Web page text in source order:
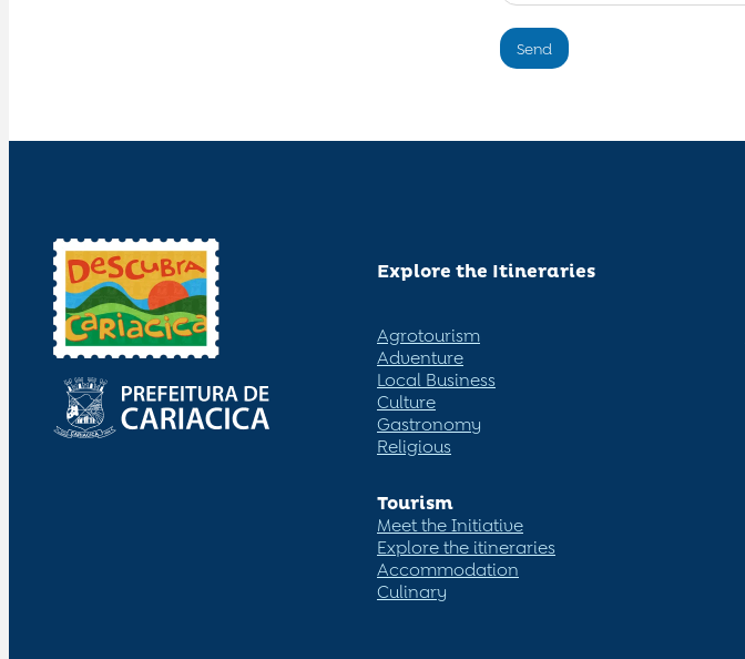
Send
Explore the Itineraries
Agrotourism
Adventure
Local Business
Culture
Gastronomy
Religious
Tourism
Meet the Initiative
Explore the itineraries
Accommodation
Culinary